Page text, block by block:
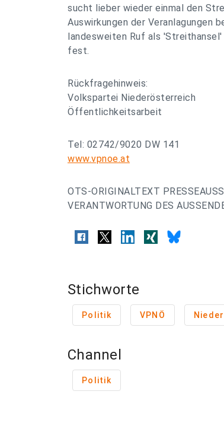
sucht lieber wieder einmal den
Auswirkungen der Veranlagungen
landesweiten Ruf als
fest.
Rückfragehinweis:
Volkspartei Niederösterreich
Öffentlichkeitsarbeit
Tel: 02742/9020 DW 141
www.vpnoe.at
OTS-ORIGINALTEXT
VERANTWORTUNG DES
Stichworte
Politik VPNÖ
Channel
Politik